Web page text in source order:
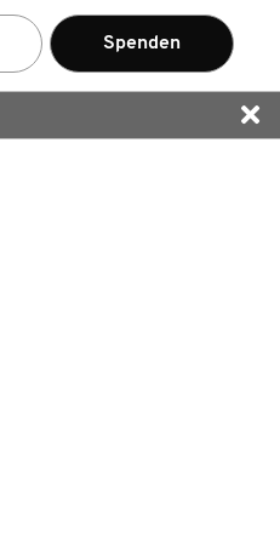
Spenden